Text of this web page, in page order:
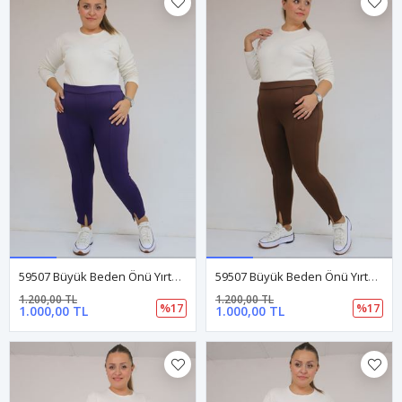
59507 Büyük Beden Önü Yırtmaçlı İçi Şardonlu Tayt - Mor
1.000,00 TL
1.200,00 TL
%17
59507 Büyük Beden Önü Yırtmaçlı İçi Şardonlu Tayt - Kahve
1.000,00 TL
1.200,00 TL
%17